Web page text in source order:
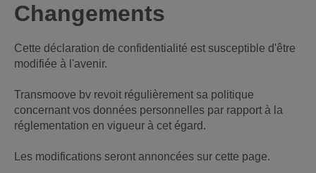
Changements
Cette déclaration de confidentialité est susceptible d'être
modifiée à l'avenir.
Transmoove bv revoit régulièrement sa politique
concernant vos données personnelles par rapport à la
réglementation en vigueur à cet égard.
Les modifications seront annoncées sur cette page.